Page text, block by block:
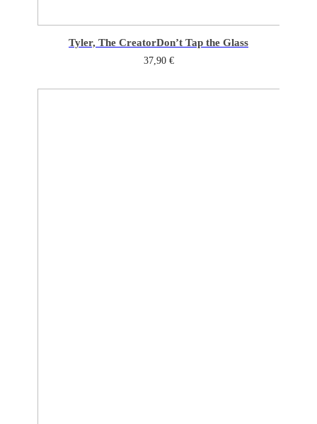
Tyler, The CreatorDon’t Tap the Glass
37,90 €